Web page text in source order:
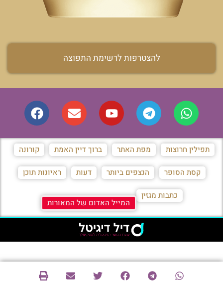
להצטרפות לרשימת התפוצה
תפילין חרוצות מפת האתר ברוך דיין האמת קורונה
קסת הסופר הנצפים ביותר דעות ראיונות תוכן
כתבות מגזין
המייל האדום של המאורות